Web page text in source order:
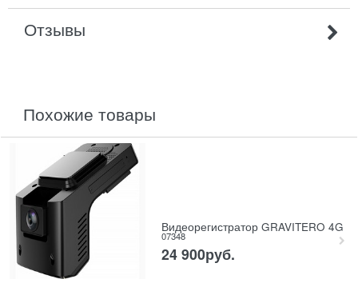
Отзывы
похожие товары
Видеорегистратор GRAVITERO 4G
07348
24 900руб.